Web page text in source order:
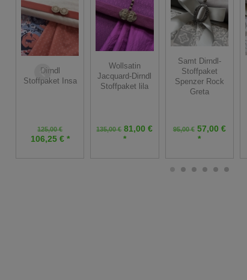
Dirndl
Stoffpaket Insa
125,00 €
106,25 € *
Wollsatin
Jacquard-Dirndl
Stoffpaket lila
135,00 €81,00 €
*
Samt Dirndl-
Stoffpaket
Spenzer Rock
Greta
95,00 €57,00 €
*